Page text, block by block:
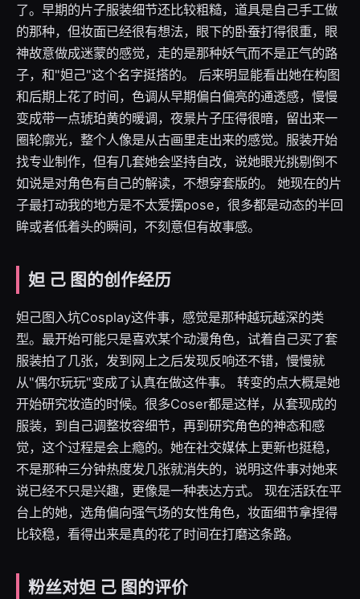
了。早期的片子服装细节还比较粗糙，道具是自己手工做
的那种，但妆面已经很有想法，眼下的卧蚕打得很重，眼
神故意做成迷蒙的感觉，走的是那种妖气而不是正气的路
子，和"妲己"这个名字挺搭的。 后来明显能看出她在构图
和后期上花了时间，色调从早期偏白偏亮的通透感，慢慢
变成带一点琥珀黄的暖调，夜景片子压得很暗，留出来一
圈轮廓光，整个人像是从古画里走出来的感觉。服装开始
找专业制作，但有几套她会坚持自改，说她眼光挑剔倒不
如说是对角色有自己的解读，不想穿套版的。 她现在的片
子最打动我的地方是不太爱摆pose，很多都是动态的半回
眸或者低着头的瞬间，不刻意但有故事感。
妲 己 图的创作经历
妲己图入坑Cosplay这件事，感觉是那种越玩越深的类
型。最开始可能只是喜欢某个动漫角色，试着自己买了套
服装拍了几张，发到网上之后发现反响还不错，慢慢就
从"偶尔玩玩"变成了认真在做这件事。 转变的点大概是她
开始研究妆造的时候。很多Coser都是这样，从套现成的
服装，到自己调整妆容细节，再到研究角色的神态和感
觉，这个过程是会上瘾的。她在社交媒体上更新也挺稳，
不是那种三分钟热度发几张就消失的，说明这件事对她来
说已经不只是兴趣，更像是一种表达方式。 现在活跃在平
台上的她，选角偏向强气场的女性角色，妆面细节拿捏得
比较稳，看得出来是真的花了时间在打磨这条路。
粉丝对妲 己 图的评价